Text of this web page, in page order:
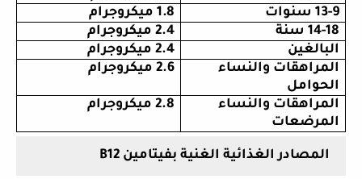
13-9 سنوات
1.8 ميكروجرام
14-18 سنة
2.4 ميكروجرام
البالغين
2.4 ميكروجرام
المراهقات والنساء
الحوامل
2.6 ميكروجرام
المراهقات والنساء
المرضعات
2.8 ميكروجرام
المصادر الغذائية الغنية بفيتامين B12